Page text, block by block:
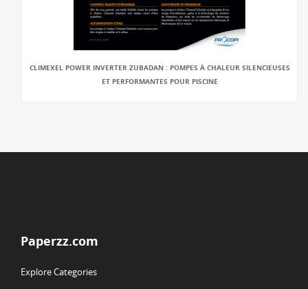
CLIMEXEL POWER INVERTER ZUBADAN : POMPES À CHALEUR SILENCIEUSES
ET PERFORMANTES POUR PISCINE
Paperzz.com
Explore Categories